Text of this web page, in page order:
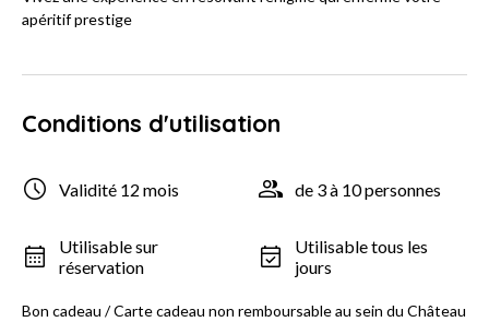
apéritif prestige
Conditions d'utilisation
Validité 12 mois de 3 à 10 personnes
Utilisable sur
réservation
Utilisable tous les
jours
Bon cadeau / Carte cadeau non remboursable au sein du Château